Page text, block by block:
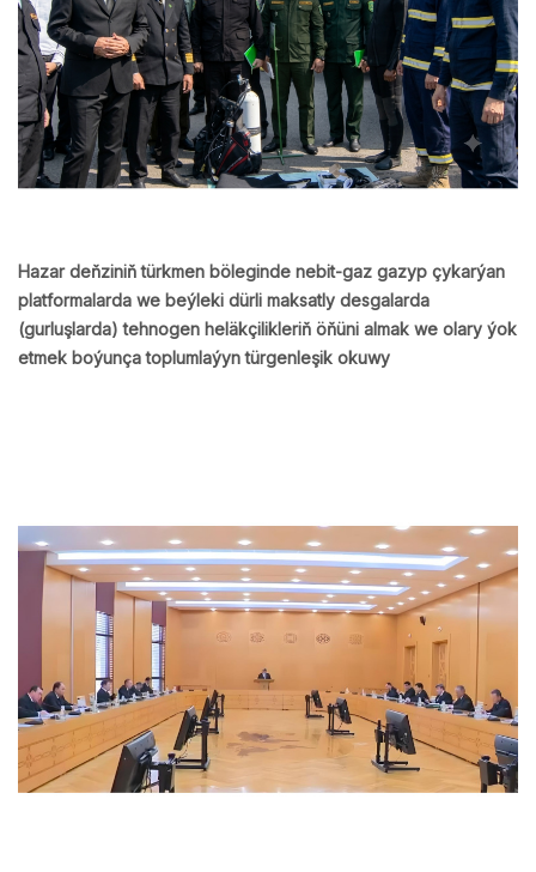
Hazar deňziniň türkmen böleginde nebit-gaz gazyp çykarýan
platformalarda we beýleki dürli maksatly desgalarda
(gurluşlarda) tehnogen heläkçilikleriň öňüni almak we olary ýok
etmek boýunça toplumlaýyn türgenleşik okuwy